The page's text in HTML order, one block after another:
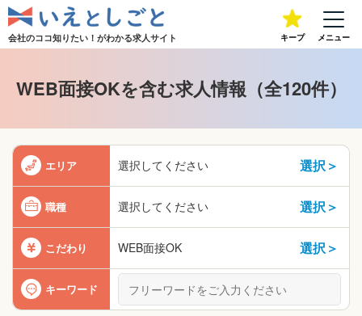
会社のココ知りたい！がわかる求人サイト キープ メニュー
WEB面接OKを含む求人情報（全120件）
エリア 選択してください 選択＞
職種 選択してください 選択＞
こだわり WEB面接OK 選択＞
キーワード